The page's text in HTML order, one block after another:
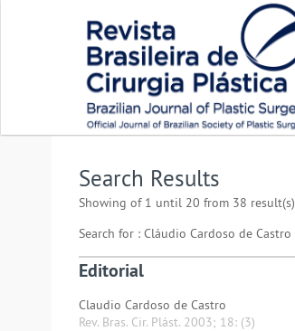
Search Results
Showing of 1 until 20 from 38 result(s)
Search for : Cláudio Cardoso de Castro
Editorial
Claudio Cardoso de Castro
Rev. Bras. Cir. Plást. 2003; 18: (3)